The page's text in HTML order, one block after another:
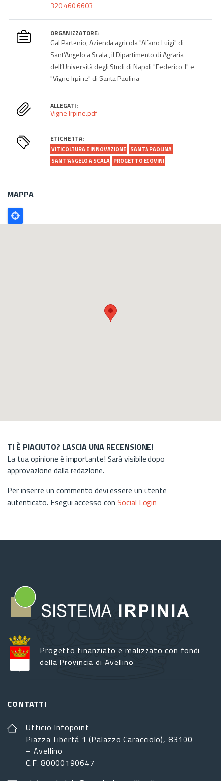
320 460 6603
ORGANIZZATORE:
Gal Partenio, Azienda agricola "Alfano Luigi" di
Sant’Angelo a Scala , il Dipartimento di Agraria
dell’Università degli Studi di Napoli "Federico II" e
"Vigne Irpine" di Santa Paolina
ALLEGATI:
Vigne Irpine.pdf
ETICHETTA:
VITICOLTURA E INNOVAZIONE SANTA PAOLINA
SANT'ANGELO A SCALA PROGETTO ECOVINI
MAPPA
Poligono
GEO
TI È PIACIUTO? LASCIA UNA RECENSIONE!
La tua opinione è importante! Sarà visibile dopo
approvazione dalla redazione.
Per inserire un commento devi essere un utente
autenticato. Esegui accesso con Social Login
Progetto finanziato e realizzato con fondi
della Provincia di Avellino
CONTATTI
Ufficio Infopoint
Piazza Libertá 1 (Palazzo Caracciolo), 83100
– Avellino
C.F. 80000190647